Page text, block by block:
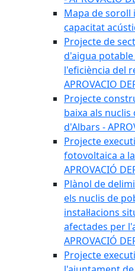
Mapa de soroll
capacitat
Projecte de
d'aigua
l'eficiència del
APROVACIO
Projecte
baixa als
d'Albars -
Projecte
fotovoltaica a
APROVACIÓ
Plànol de
els nuclis de
instal·lacions
afectades per
APROVACIÓ
Projecte